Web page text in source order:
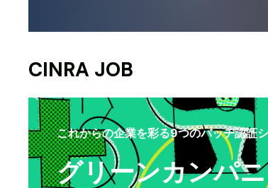
CINRA JOB
これからの企業を彩る9つのバッヂ認証
グリーンカンパ